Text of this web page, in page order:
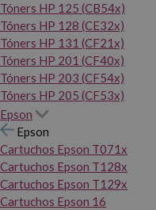
Tóners HP 125 (CB54x)
Tóners HP 128 (CE32x)
Tóners HP 131 (CF21x)
Tóners HP 201 (CF40x)
Tóners HP 203 (CF54x)
Tóners HP 205 (CF53x)
Epson
Epson
Cartuchos Epson T071x
Cartuchos Epson T128x
Cartuchos Epson T129x
Cartuchos Epson 16